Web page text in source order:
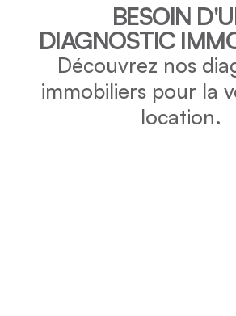
BESOIN
DIAGNOSTIC
Découvrez nos
immobiliers pour la
location.